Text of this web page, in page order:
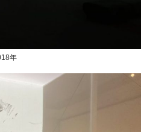
年